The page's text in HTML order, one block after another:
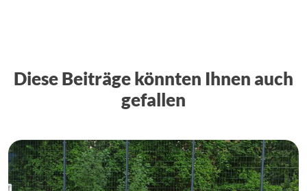
Diese Beiträge könnten Ihnen auch
gefallen